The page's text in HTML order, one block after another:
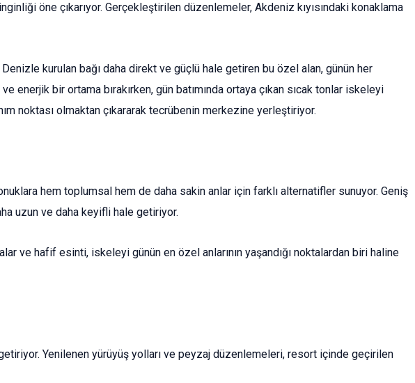
öne çıkarıyor. Gerçekleştirilen düzenlemeler, Akdeniz kıyısındaki konaklama
kurulan bağı daha direkt ve güçlü hale getiren bu özel alan, günün her
enerjik bir ortama bırakırken, gün batımında ortaya çıkan sıcak tonlar iskeleyi
noktası olmaktan çıkararak tecrübenin merkezine yerleştiriyor.
hem toplumsal hem de daha sakin anlar için farklı alternatifler sunuyor. Geniş
uzun ve daha keyifli hale getiriyor.
ve hafif esinti, iskeleyi günün en özel anlarının yaşandığı noktalardan biri haline
Yenilenen yürüyüş yolları ve peyzaj düzenlemeleri, resort içinde geçirilen